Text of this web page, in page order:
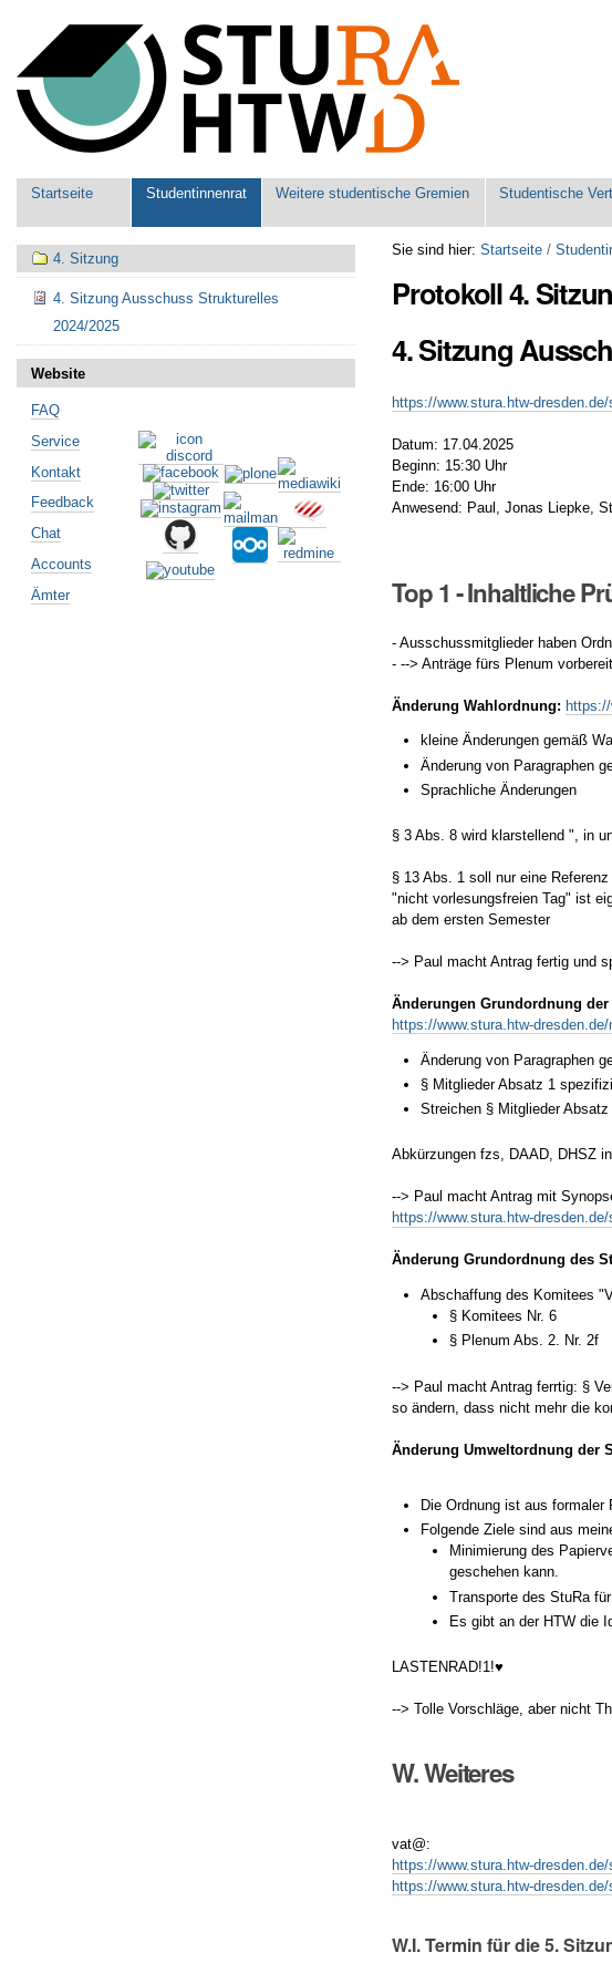
Werkzeuge
Sektionen
Startseite Studentinnenrat Weitere studentische Gremien Studentische
Sie sind hier: Startseite /
Protokoll 4.
4. Sitzung
https://www.stura.htw-
Datum: 17.04.2025
Beginn: 15:30 Uhr
Ende: 16:00 Uhr
Anwesend: Paul, Jonas Liepke,
Top 1 - Inhaltliche
- Ausschussmitglieder haben
- --> Anträge fürs Plenum
Änderung Wahlordnung:
kleine Änderungen gemäß
Änderung von Paragraphen
Sprachliche Änderungen
§ 3 Abs. 8 wird klarstellend ", in
§ 13 Abs. 1 soll nur eine
"nicht vorlesungsfreien Tag" ist
ab dem ersten Semester
--> Paul macht Antrag fertig und
Änderungen Grundordnung
https://www.stura.htw-
Änderung von Paragraphen
§ Mitglieder Absatz 1
Streichen § Mitglieder
Abkürzungen fzs, DAAD, DHSZ
--> Paul macht Antrag mit
https://www.stura.htw-
Änderung Grundordnung des
Abschaffung des Komitees
§ Komitees Nr. 6
§ Plenum Abs. 2. Nr. 2f
--> Paul macht Antrag ferrtig: §
so ändern, dass nicht mehr die
Änderung Umweltordnung der
Die Ordnung ist aus
Folgende Ziele sind aus
Minimierung des
geschehen kann.
Transporte des StuRa
Es gibt an der HTW die
LASTENRAD!1!♥️
--> Tolle Vorschläge, aber nicht
W. Weiteres
vat@:
https://www.stura.htw-
https://www.stura.htw-
W.I. Termin für die 5.
Navigation
4. Sitzung
4. Sitzung Ausschuss Strukturelles
2024/2025
Website
FAQ
Service
Kontakt
Feedback
Chat
Accounts
Ämter